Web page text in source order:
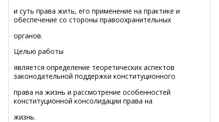
и суть права жить, его применение на практике и
обеспечение со стороны правоохранительных
органов.
Целью работы
является определение теоретических аспектов
законодательной поддержки конституционного
права на жизнь и рассмотрение особенностей
конституционной консолидации права на
жизнь.